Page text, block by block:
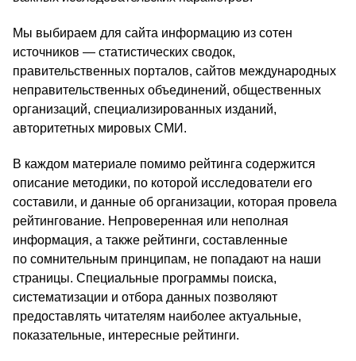
Мы выбираем для сайта информацию из сотен
источников — статистических сводок,
правительственных порталов, сайтов международных
неправительственных объединений, общественных
организаций, специализированных изданий,
авторитетных мировых СМИ.
В каждом материале помимо рейтинга содержится
описание методики, по которой исследователи его
составили, и данные об организации, которая провела
рейтингование. Непроверенная или неполная
информация, а также рейтинги, составленные
по сомнительным принципам, не попадают на наши
страницы. Специальные программы поиска,
систематизации и отбора данных позволяют
предоставлять читателям наиболее актуальные,
показательные, интересные рейтинги.